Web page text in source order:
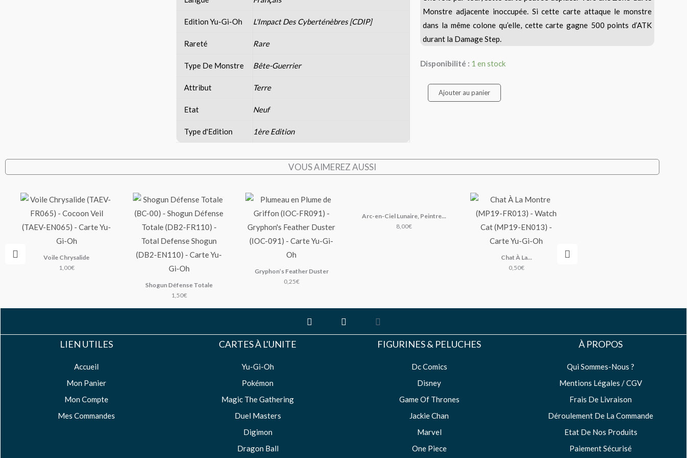
Edition Yu-Gi-Oh L'Impact Des Cyberténèbres [CDIP]
Rareté Rare
Type De Monstre Bête-Guerrier
Attribut Terre
Etat Neuf
Type d'Edition 1ère Edition
Monstre adjacente inoccupée. Si cette carte attaque le monstre
dans la même colone qu’elle, cette carte gagne 500 points d’ATK
durant la Damage Step.
Disponibilité : 1 en stock
quantité
Rhynos
Saccageurs
Ajouter au panier
VOUS AIMEREZ AUSSI
Voile Chrysalide
1,00€
Shogun Défense Totale
1,50€
Gryphon’s Feather Duster
0,25€
Arc-en-Ciel Lunaire, Peintre...
8,00€
Chat À La...
0,50€
a
n
o
t
u
LIEN UTILES
Accueil
Mon Panier
Mon Compte
Mes Commandes
CARTES À L'UNITE
Yu-Gi-Oh
Pokémon
Magic The Gathering
Duel Masters
Digimon
Dragon Ball
FIGURINES & PELUCHES
Dc Comics
Disney
Game Of Thrones
Jackie Chan
Marvel
One Piece
À PROPOS
Qui Sommes-Nous ?
Mentions Légales / CGV
Frais De Livraison
Déroulement De La Commande
Etat De Nos Produits
Paiement Sécurisé